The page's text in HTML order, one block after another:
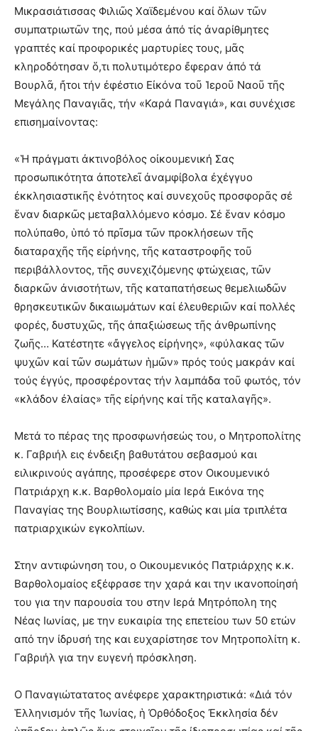
Μικρασιάτισσας Φιλιῶς Χαϊδεμένου καί ὅλων τῶν
συμπατριωτῶν της, πού μέσα ἀπό τίς ἀναρίθμητες
γραπτές καί προφορικές μαρτυρίες τους, μᾶς
κληροδότησαν ὅ,τι πολυτιμότερο ἔφεραν ἀπό τά
Βουρλᾶ, ἤτοι τήν ἐφέστιο Εἰκόνα τοῦ Ἱεροῦ Ναοῦ τῆς
Μεγάλης Παναγιᾶς, τήν «Καρά Παναγιά», και συνέχισε
επισημαίνοντας:
«Ἡ πράγματι ἀκτινοβόλος οἰκουμενική Σας
προσωπικότητα ἀποτελεῖ ἀναμφίβολα ἐχέγγυο
ἐκκλησιαστικῆς ἑνότητος καί συνεχοῦς προσφορᾶς σέ
ἕναν διαρκῶς μεταβαλλόμενο κόσμο. Σέ ἕναν κόσμο
πολύπαθο, ὑπό τό πρῖσμα τῶν προκλήσεων τῆς
διαταραχῆς τῆς εἰρήνης, τῆς καταστροφῆς τοῦ
περιβάλλοντος, τῆς συνεχιζόμενης φτώχειας, τῶν
διαρκῶν ἀνισοτήτων, τῆς καταπατήσεως θεμελιωδῶν
θρησκευτικῶν δικαιωμάτων καί ἐλευθεριῶν καί πολλές
φορές, δυστυχῶς, τῆς ἀπαξιώσεως τῆς ἀνθρωπίνης
ζωῆς… Κατέστητε «ἄγγελος εἰρήνης», «φύλακας τῶν
ψυχῶν καί τῶν σωμάτων ἡμῶν» πρός τούς μακράν καί
τούς ἐγγύς, προσφέροντας τήν λαμπάδα τοῦ φωτός, τόν
«κλάδον ἐλαίας» τῆς εἰρήνης καί τῆς καταλαγῆς».
Μετά το πέρας της προσφωνήσεώς του, ο Μητροπολίτης
κ. Γαβριήλ εις ένδειξη βαθυτάτου σεβασμού και
ειλικρινούς αγάπης, προσέφερε στον Οικουμενικό
Πατριάρχη κ.κ. Βαρθολομαίο μία Ιερά Εικόνα της
Παναγίας της Βουρλιωτίσσης, καθώς και μία τριπλέτα
πατριαρχικών εγκολπίων.
Στην αντιφώνηση του, ο Οικουμενικός Πατριάρχης κ.κ.
Βαρθολομαίος εξέφρασε την χαρά και την ικανοποίησή
του για την παρουσία του στην Ιερά Μητρόπολη της
Νέας Ιωνίας, με την ευκαιρία της επετείου των 50 ετών
από την ίδρυσή της και ευχαρίστησε τον Μητροπολίτη κ.
Γαβριήλ για την ευγενή πρόσκληση.
Ο Παναγιώτατατος ανέφερε χαρακτηριστικά: «Διά τόν
Ἑλληνισμόν τῆς Ἰωνίας, ἡ Ὀρθόδοξος Ἐκκλησία δέν